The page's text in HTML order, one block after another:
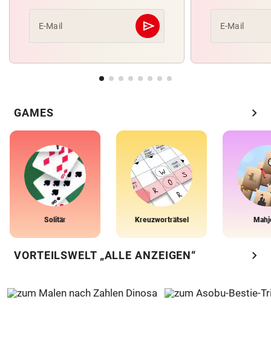
E-Mail send
Abschicken E-Mail
GAMES chevron_right
Solitär Kreuzworträtsel
VORTEILSWELT „ALLE ANZEIGEN“ chevron_right